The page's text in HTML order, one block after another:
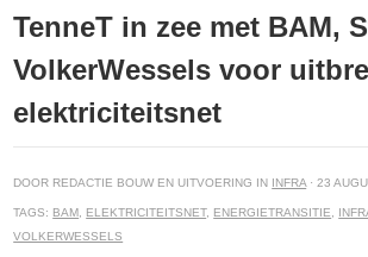
TenneT in zee met BAM,
VolkerWessels voor
elektriciteitsnet
DOOR REDACTIE BOUW EN UITVOERING IN INFRA· 23
TAGS: BAM, ELEKTRICITEITSNET, ENERGIETRANSITIE,
VOLKERWESSELS